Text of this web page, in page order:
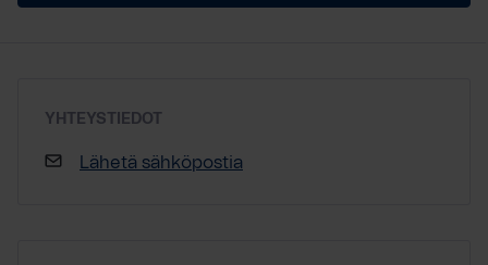
YHTEYSTIEDOT
Lähetä sähköpostia